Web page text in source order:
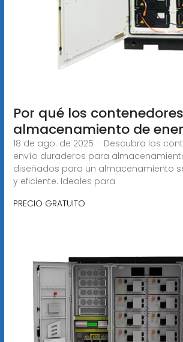
Por qué los
almacenamiento de
18 de ago. de 2025 · Descubra los
envío duraderos para
diseñados para un almacenamiento
y eficiente. Ideales para
PRECIO GRATUITO